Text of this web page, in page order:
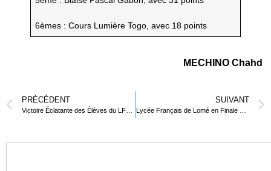
6èmes : Cours Lumière Togo, avec 18 points
MECHINO Chahd
PRÉCÉDENT
Victoire Éclatante des Élèves du LFL au Concours International de Chinois
SUIVANT
Lycée Français de Lomé en Finale du Concours d’Innovation de la Fondation La Main à la Pâte et Dassault Systèmes